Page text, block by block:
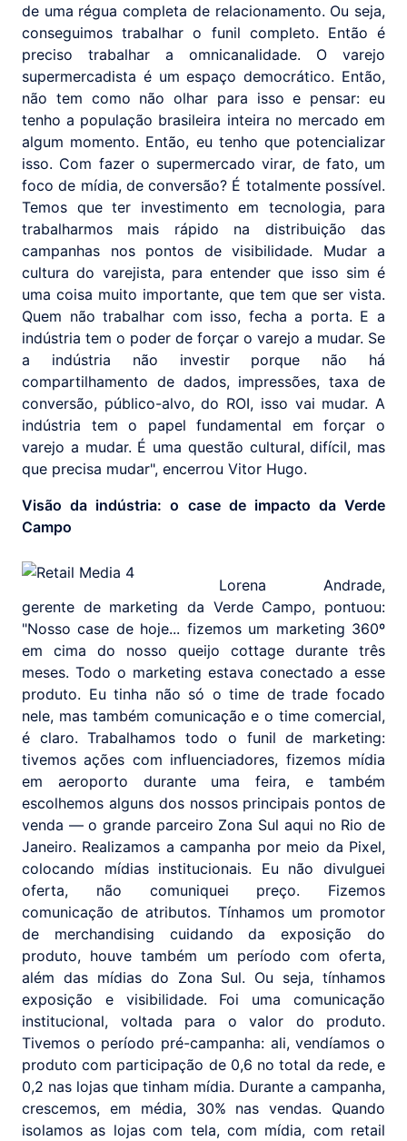
de uma régua completa de relacionamento. Ou seja,
conseguimos trabalhar o funil completo. Então é
preciso trabalhar a omnicanalidade. O varejo
supermercadista é um espaço democrático. Então,
não tem como não olhar para isso e pensar: eu
tenho a população brasileira inteira no mercado em
algum momento. Então, eu tenho que potencializar
isso. Com fazer o supermercado virar, de fato, um
foco de mídia, de conversão? É totalmente possível.
Temos que ter investimento em tecnologia, para
trabalharmos mais rápido na distribuição das
campanhas nos pontos de visibilidade. Mudar a
cultura do varejista, para entender que isso sim é
uma coisa muito importante, que tem que ser vista.
Quem não trabalhar com isso, fecha a porta. E a
indústria tem o poder de forçar o varejo a mudar. Se
a indústria não investir porque não há
compartilhamento de dados, impressões, taxa de
conversão, público-alvo, do ROI, isso vai mudar. A
indústria tem o papel fundamental em forçar o
varejo a mudar. É uma questão cultural, difícil, mas
que precisa mudar", encerrou Vitor Hugo.
Visão da indústria: o case de impacto da Verde
Campo
Lorena Andrade,
gerente de marketing da Verde Campo, pontuou:
"Nosso case de hoje... fizemos um marketing 360º
em cima do nosso queijo cottage durante três
meses. Todo o marketing estava conectado a esse
produto. Eu tinha não só o time de trade focado
nele, mas também comunicação e o time comercial,
é claro. Trabalhamos todo o funil de marketing:
tivemos ações com influenciadores, fizemos mídia
em aeroporto durante uma feira, e também
escolhemos alguns dos nossos principais pontos de
venda — o grande parceiro Zona Sul aqui no Rio de
Janeiro. Realizamos a campanha por meio da Pixel,
colocando mídias institucionais. Eu não divulguei
oferta, não comuniquei preço. Fizemos
comunicação de atributos. Tínhamos um promotor
de merchandising cuidando da exposição do
produto, houve também um período com oferta,
além das mídias do Zona Sul. Ou seja, tínhamos
exposição e visibilidade. Foi uma comunicação
institucional, voltada para o valor do produto.
Tivemos o período pré-campanha: ali, vendíamos o
produto com participação de 0,6 no total da rede, e
0,2 nas lojas que tinham mídia. Durante a campanha,
crescemos, em média, 30% nas vendas. Quando
isolamos as lojas com tela, com mídia, com retail